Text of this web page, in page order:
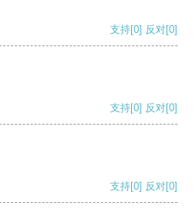
支持[0] 反对[0]
支持[0] 反对[0]
支持[0] 反对[0]